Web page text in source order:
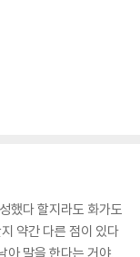
했다 할지라도 화가도
약간 다른 점이 있다
아 말을 한다는 거야.